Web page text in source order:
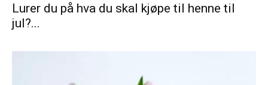
Lurer du på hva du skal kjøpe til henne til
jul?...